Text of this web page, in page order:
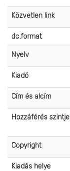
Közvetlen link
dc.format
Nyelv
Kiadó
Cím és alcím
Hozzáférés szintje
Copyright
Kiadás helye